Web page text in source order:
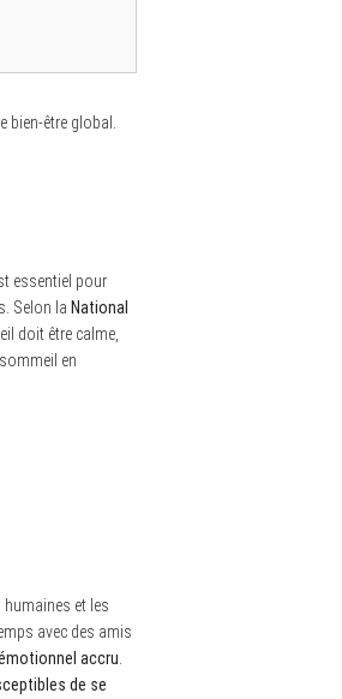
être global.
essentiel pour
Selon la National
doit être calme,
en
et les
avec des amis
accru
de se